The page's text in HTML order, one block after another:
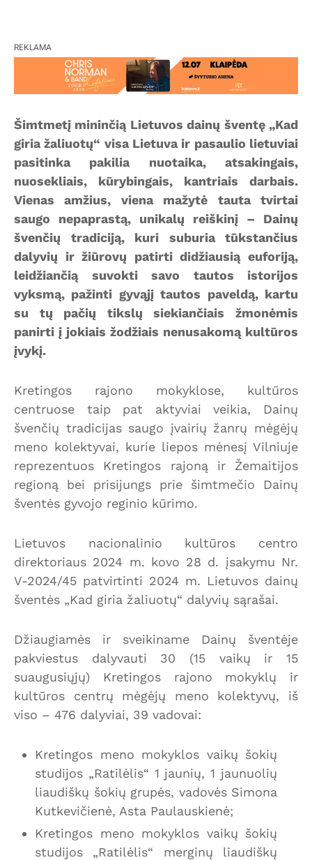
REKLAMA
Šimtmetį mininčią Lietuvos dainų šventę „Kad
giria žaliuotų“ visa Lietuva ir pasaulio lietuviai
pasitinka pakilia nuotaika, atsakingais,
nuosekliais, kūrybingais, kantriais darbais.
Vienas amžius, viena mažytė tauta tvirtai
saugo nepaprastą, unikalų reiškinį – Dainų
švenčių tradiciją, kuri suburia tūkstančius
dalyvių ir žiūrovų patirti didžiausią euforiją,
leidžiančią suvokti savo tautos istorijos
vyksmą, pažinti gyvąjį tautos paveldą, kartu
su tų pačių tikslų siekiančiais žmonėmis
panirti į jokiais žodžiais nenusakomą kultūros
įvykį.
Kretingos rajono mokyklose, kultūros
centruose taip pat aktyviai veikia, Dainų
švenčių tradicijas saugo įvairių žanrų mėgėjų
meno kolektyvai, kurie liepos mėnesį Vilniuje
reprezentuos Kretingos rajoną ir Žemaitijos
regioną bei prisijungs prie šimtmečio Dainų
šventės gyvojo reginio kūrimo.
Lietuvos nacionalinio kultūros centro
direktoriaus 2024 m. kovo 28 d. įsakymu Nr.
V-2024/45 patvirtinti 2024 m. Lietuvos dainų
šventės „Kad giria žaliuotų“ dalyvių sąrašai.
Džiaugiamės ir sveikiname Dainų šventėje
pakviestus dalyvauti 30 (15 vaikų ir 15
suaugusiųjų) Kretingos rajono mokyklų ir
kultūros centrų mėgėjų meno kolektyvų, iš
viso – 476 dalyviai, 39 vadovai:
Kretingos meno mokyklos vaikų šokių
studijos „Ratilėlis“ 1 jaunių, 1 jaunuolių
liaudiškų šokių grupės, vadovės Simona
Kutkevičienė, Asta Paulauskienė;
Kretingos meno mokyklos vaikų šokių
studijos „Ratilėlis“ merginų liaudiškų